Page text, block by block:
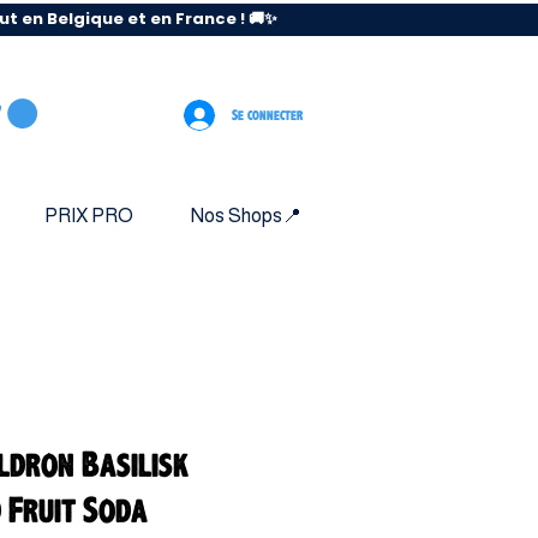
Belgique et en France ! 🚚✨
Se connecter
PRIX PRO Nos Shops📍
Basilisk
Soda